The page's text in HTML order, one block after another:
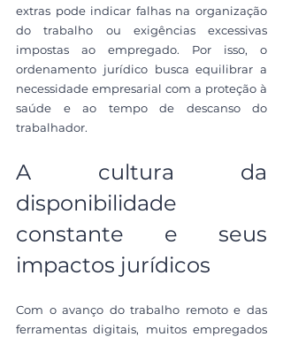
extras pode indicar falhas na organização
do trabalho ou exigências excessivas
impostas ao empregado. Por isso, o
ordenamento jurídico busca equilibrar a
necessidade empresarial com a proteção à
saúde e ao tempo de descanso do
trabalhador.
A cultura da
disponibilidade
constante e seus
impactos jurídicos
Com o avanço do trabalho remoto e das
ferramentas digitais, muitos empregados